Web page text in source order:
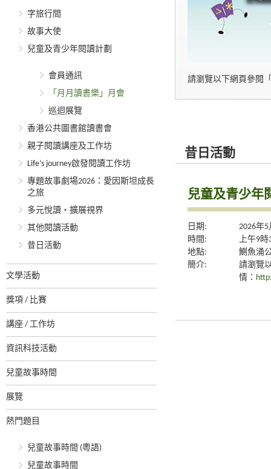
字旅行間
故事大使
兒童及青少年閱讀計劃
會員通訊
「月月讀書樂」月會
巡迴展覽
香港公共圖書館讀書會
親子閱讀講座及工作坊
Life’s journey啟發閱讀工作坊
專題故事劇場2026：愛因斯坦成長
之旅
多元悅讀‧擴展視界
其他閱讀活動
昔日活動
文學活動
獎項 / 比賽
講座 / 工作坊
資訊科技活動
兒童故事時間
展覽
熱門題目
兒童故事時間 (粵語)
兒童故事時間
請瀏覽以下網頁參閱
昔日活動
兒童及青少年
日期:
2026年
時間:
上午9
地點:
鰂魚涌
簡介:
請瀏覽
情：